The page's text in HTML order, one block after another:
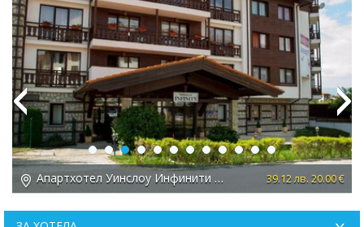
Апартхотел Уинслоу Инфинити 3*, Банско 39.12 лв. 20.00 €
Previous Next